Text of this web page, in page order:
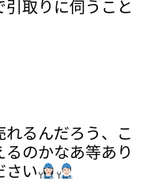
取りに伺うこと
るんだろう、こ
のかなあ等あり
さい